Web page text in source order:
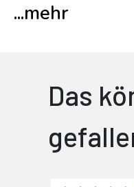
...mehr
Das